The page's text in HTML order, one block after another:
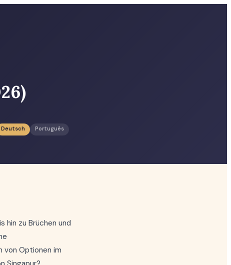
Deutsch
Português
hin zu Brüchen und
von Optionen im